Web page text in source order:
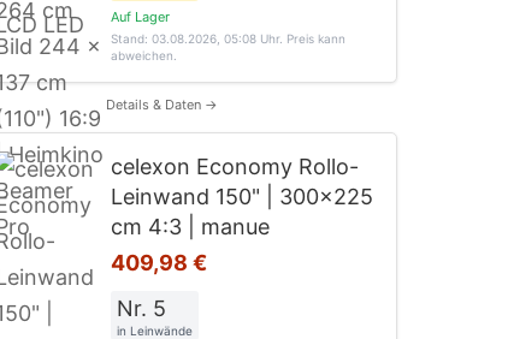
Auf Lager
Stand: 03.08.2026, 05:08 Uhr. Preis kann
abweichen.
Details & Daten →
celexon Economy Rollo-
Leinwand 150" | 300x225
cm 4:3 | manue
409,98 €
Nr. 5
in Leinwände